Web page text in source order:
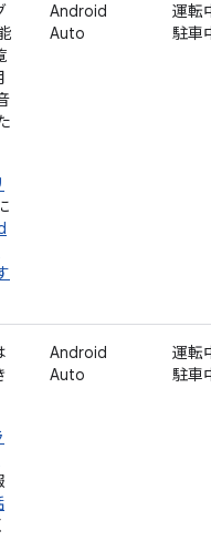
Android
Auto
運転
駐車
Android
Auto
運転
駐車